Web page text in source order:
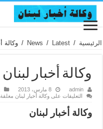
الرئيسية /
News / Latest
/ وكالة
وكالة أخبار لبنان
admin 8 مارس، 2013
التعليقات على وكالة أخبار لبنان مغلقة
وكالة أخبار لبنان